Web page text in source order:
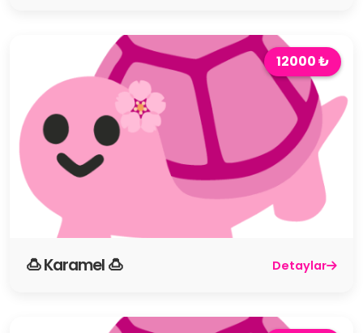
12000 ₺
🍮 Karamel 🍮 Detaylar